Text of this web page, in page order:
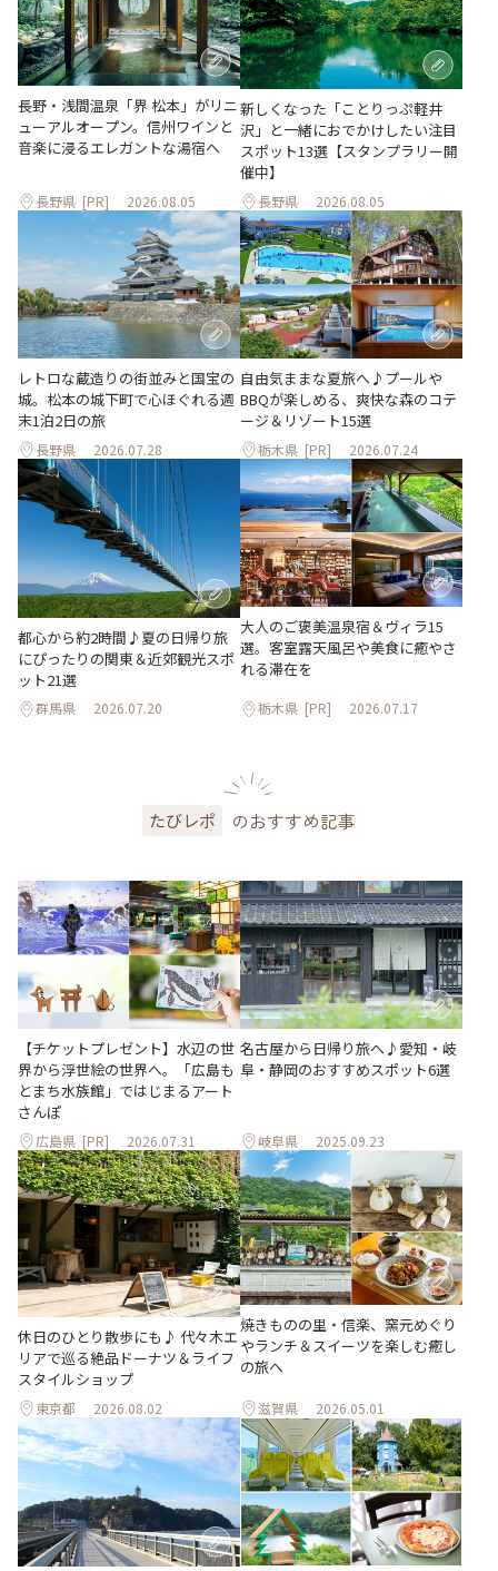
長野・浅間温泉「界 松本」がリニ
ューアルオープン。信州ワインと
音楽に浸るエレガントな湯宿へ
長野県 [PR] 2026.08.05
新しくなった「ことりっぷ軽井
沢」と一緒におでかけしたい注目
スポット13選【スタンプラリー開
催中】
長野県 2026.08.05
レトロな蔵造りの街並みと国宝の
城。松本の城下町で心ほぐれる週
末1泊2日の旅
長野県 2026.07.28
自由気ままな夏旅へ♪プールや
BBQが楽しめる、爽快な森のコテ
ージ＆リゾート15選
栃木県 [PR] 2026.07.24
都心から約2時間♪夏の日帰り旅
にぴったりの関東＆近郊観光スポ
ット21選
群馬県 2026.07.20
大人のご褒美温泉宿＆ヴィラ15
選。客室露天風呂や美食に癒やさ
れる滞在を
栃木県 [PR] 2026.07.17
たびレポ のおすすめ記事
【チケットプレゼント】水辺の世
界から浮世絵の世界へ。「広島も
とまち水族館」ではじまるアート
さんぽ
広島県 [PR] 2026.07.31
名古屋から日帰り旅へ♪愛知・岐
阜・静岡のおすすめスポット6選
岐阜県 2025.09.23
休日のひとり散歩にも♪ 代々木エ
リアで巡る絶品ドーナツ＆ライフ
スタイルショップ
東京都 2026.08.02
焼きものの里・信楽、窯元めぐり
やランチ＆スイーツを楽しむ癒し
の旅へ
滋賀県 2026.05.01